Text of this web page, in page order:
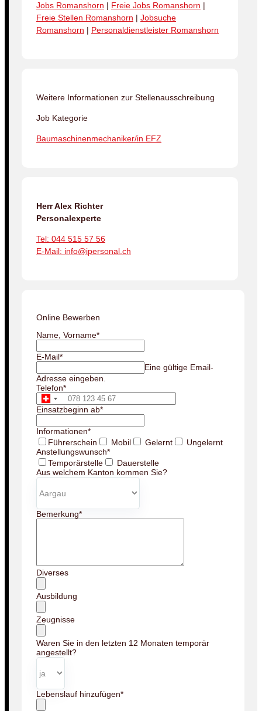
Jobs Romanshorn | Freie Jobs Romanshorn |
Freie Stellen Romanshorn | Jobsuche
Romanshorn | Personaldienstleister Romanshorn
Weitere Informationen zur Stellenausschreibung
Job Kategorie
Baumaschinenmechaniker/in EFZ
Herr Alex Richter
Personalexperte
Tel: 044 515 57 56
E-Mail: info@ipersonal.ch
Online Bewerben
Name, Vorname*
E-Mail*
Eine gültige Email-
Adresse eingeben.
Telefon*
Einsatzbeginn ab*
Informationen*
Führerschein
Mobil Gelernt
Ungelernt
Anstellungswunsch*
Temporärstelle
Dauerstelle
Aus welchem Kanton kommen Sie?
Bemerkung*
Diverses
Ausbildung
Zeugnisse
Waren Sie in den letzten 12 Monaten temporär
angestellt?
Lebenslauf hinzufügen*